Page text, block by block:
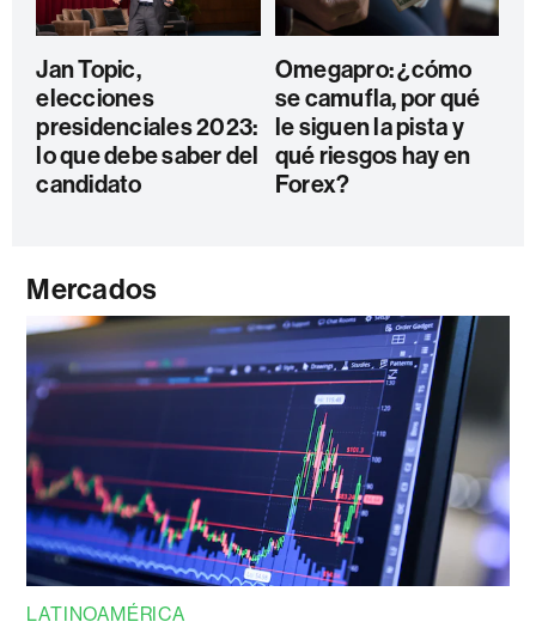
Jan Topic,
elecciones
presidenciales 2023:
lo que debe saber del
candidato
Omegapro: ¿cómo
se camufla, por qué
le siguen la pista y
qué riesgos hay en
Forex?
Mercados
LATINOAMÉRICA